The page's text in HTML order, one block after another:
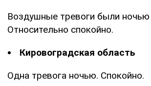
Воздушные тревоги были ночью
Относительно спокойно.
Кировоградская область
Одна тревога ночью. Спокойно.